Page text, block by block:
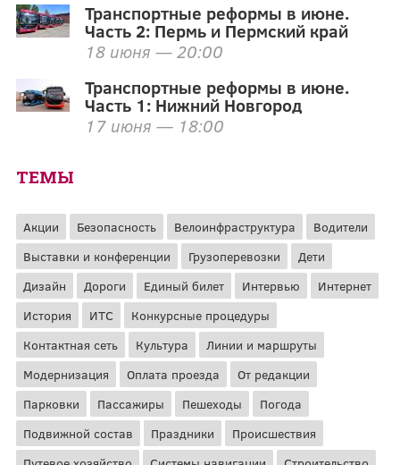
Транспортные реформы в июне.
Часть 2: Пермь и Пермский край
18 июня — 20:00
Транспортные реформы в июне.
Часть 1: Нижний Новгород
17 июня — 18:00
ТЕМЫ
Акции Безопасность Велоинфраструктура
Водители
Выставки и конференции
Грузоперевозки
Дети
Дизайн
Дороги Единый билет Интервью
Интернет
История
ИТС
Конкурсные процедуры
Контактная сеть
Культура
Линии и маршруты
Модернизация
Оплата проезда
От редакции
Парковки
Пассажиры Пешеходы
Погода
Подвижной состав
Праздники
Происшествия